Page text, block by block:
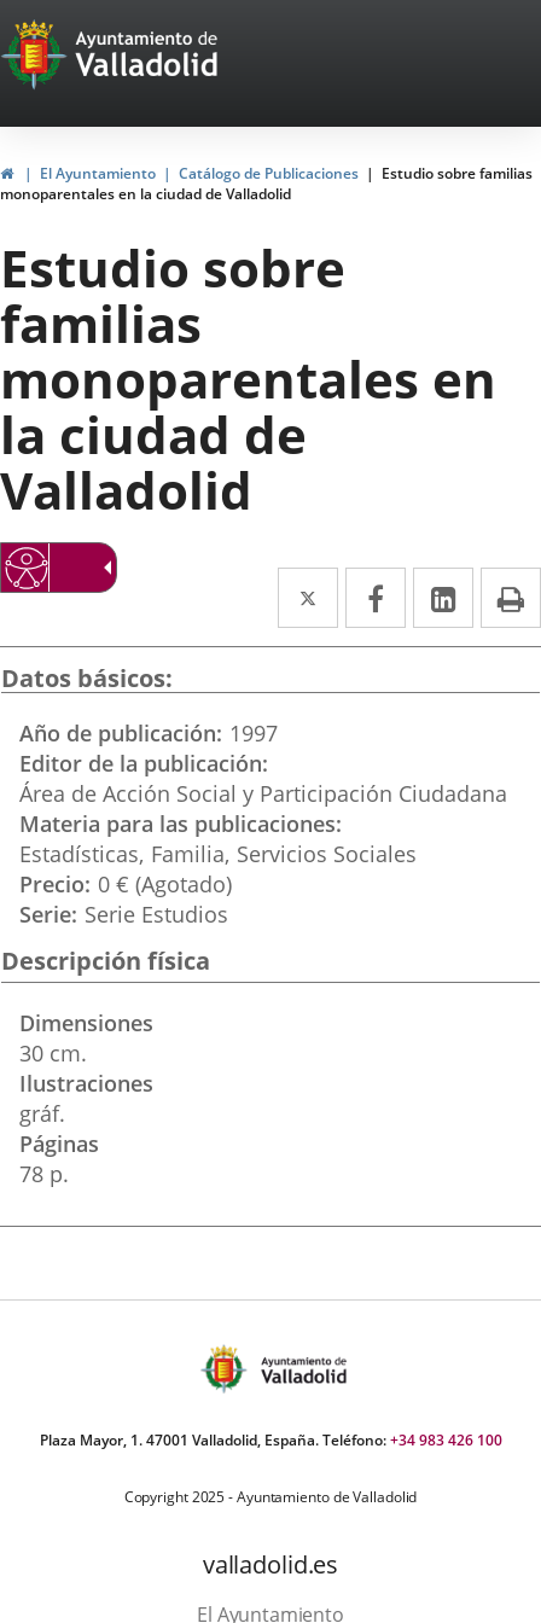
Portal
Web
del
Ayuntamiento
de
Valladolid
HomeEl Ayuntamiento Catálogo de Publicaciones
Estudio sobre familias
monoparentales en la ciudad de Valladolid
Estudio sobre
familias
monoparentales en
la ciudad de
Valladolid
Twitter
Enlace
a
Facebook
Enlace
a
Enlace
a
Datos básicos
Año de publicación 1997
Editor de la publicación
Área de Acción Social y Participación Ciudadana
Materia para las publicaciones
Estadísticas Familia Servicios Sociales
Precio 0 € (Agotado)
Serie Serie Estudios
Descripción física
Dimensiones
30 cm.
Ilustraciones
gráf.
Páginas
78 p.
Plaza Mayor, 1. 47001 Valladolid, España. Teléfono:+34 983 426 100
Copyright 2025 - Ayuntamiento de Valladolid
valladolid.es
El Ayuntamiento